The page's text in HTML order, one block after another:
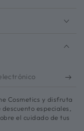
Cosmetics y disfruta
especiales,
el cuidado de tus